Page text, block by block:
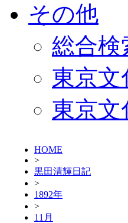
その他
総合検
東京
東京文
HOME
>
黒田清輝日記
>
1892年
>
11月